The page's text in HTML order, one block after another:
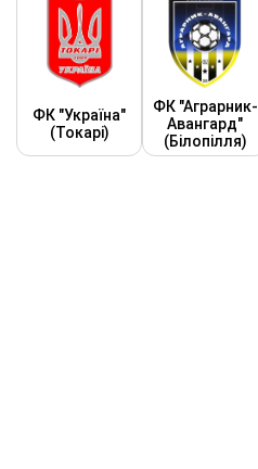
ФК "Україна"
(Токарі)
ФК "Аграрник-
Авангард"
(Білопілля)